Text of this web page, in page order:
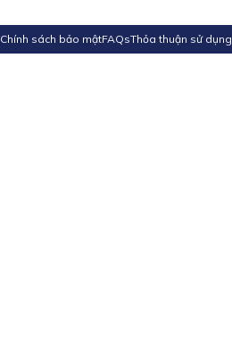
Chính sách bảo mậtFAQsThỏa thuận sử dụng